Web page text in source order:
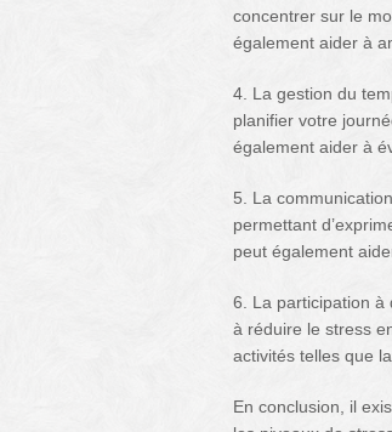
concentrer sur le
également aider à
4. La gestion du
planifier votre
également aider à
5. La
permettant
peut également
6. La participation à
à réduire le stress
activités telles que
En conclusion, il